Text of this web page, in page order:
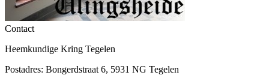
Contact
Heemkundige Kring Tegelen
Postadres: Bongerdstraat 6, 5931 NG Tegelen